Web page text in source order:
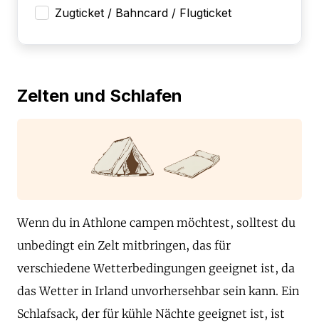
Zugticket / Bahncard / Flugticket
Zelten und Schlafen
Wenn du in Athlone campen möchtest, solltest du
unbedingt ein Zelt mitbringen, das für
verschiedene Wetterbedingungen geeignet ist, da
das Wetter in Irland unvorhersehbar sein kann. Ein
Schlafsack, der für kühle Nächte geeignet ist, ist